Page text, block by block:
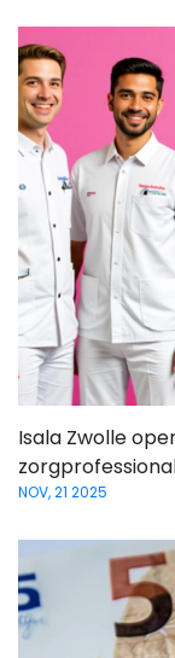
Isala Zwolle
NOV, 21 2025